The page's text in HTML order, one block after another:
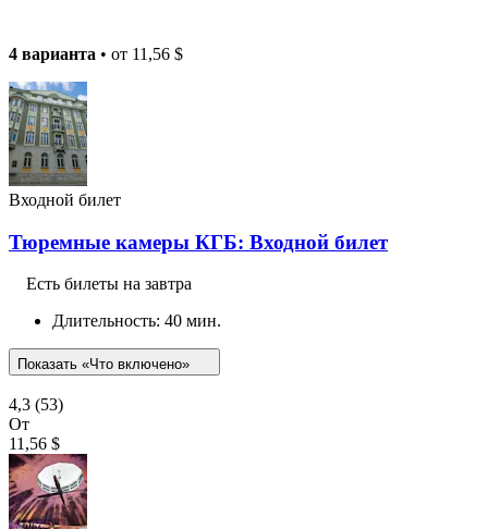
4 варианта • от 11,56 $
Входной билет
Тюремные камеры КГБ: Входной билет
Есть билеты на завтра
Длительность: 40 мин.
Показать «Что включено»
4,3 (53)
От
11,56 $